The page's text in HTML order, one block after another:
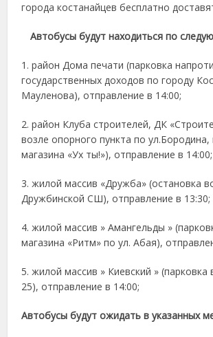
города костанайцев бесплатно
Автобусы будут находиться по
1. район Дома печати (парковка
государственных доходов по городу
Мауленова), отправление в 14:00;
2. район Клуба строителей, ДК
возле опорного пункта по ул.Бородина,
магазина «Ух ты!»), отправление в 14:00;
3. жилой массив «Дружба» (остановка
Дружбинской СШ), отправление в 13:30;
4. жилой массив » Амангельды »
магазина «Ритм» по ул. Абая),
5. жилой массив » Киевский »
25), отправление в 14:00;
Автобусы будут ожидать в указанных